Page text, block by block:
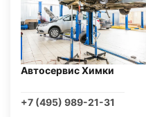
Автосервис Химки
+7 (495) 989-21-31